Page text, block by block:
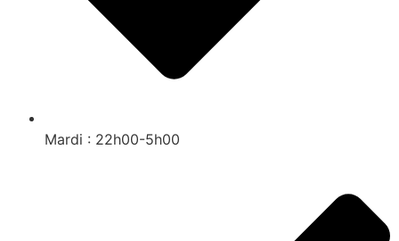
Mardi : 22h00-5h00